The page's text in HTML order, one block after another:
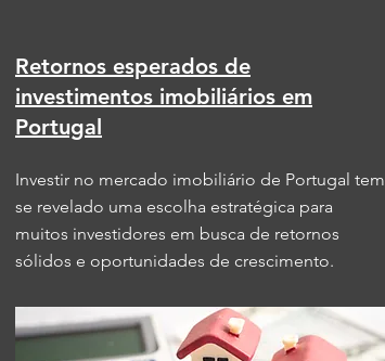
Retornos esperados de
investimentos imobiliários em
Portugal
Investir no mercado imobiliário de Portugal tem
se revelado uma escolha estratégica para
muitos investidores em busca de retornos
sólidos e oportunidades de crescimento.